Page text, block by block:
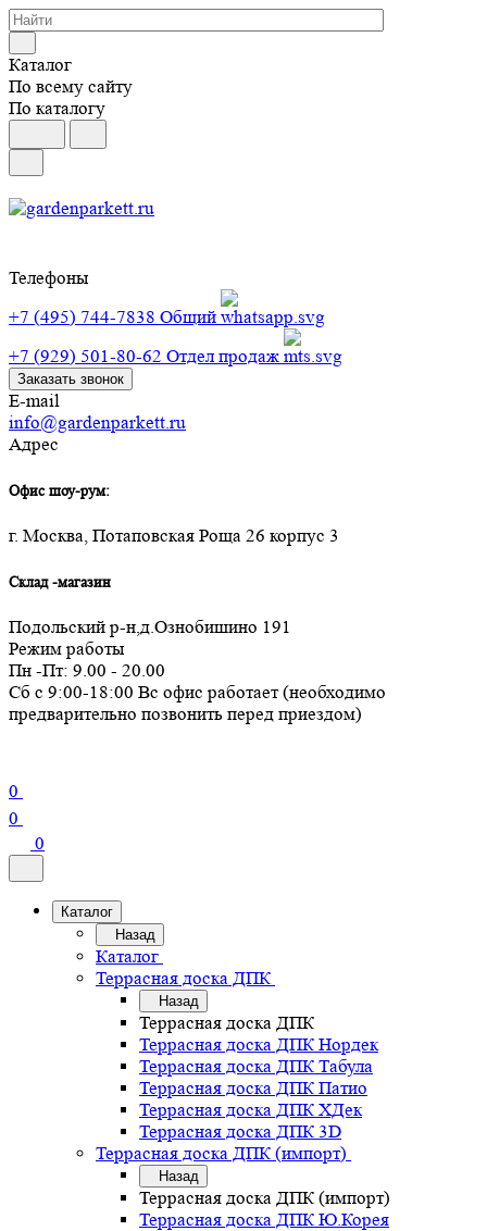
Каталог
По всему сайту
По каталогу
Телефоны
+7 (495) 744-7838 Общий
+7 (929) 501-80-62 Отдел продаж
Заказать звонок
E-mail
info@gardenparkett.ru
Адрес
Офис шоу-рум:
г. Москва, Потаповская Роща 26 корпус 3
Склад -магазин
Подольский р-н,д.Ознобишино 191
Режим работы
Пн -Пт: 9.00 - 20.00
Сб с 9:00-18:00 Вс офис работает (необходимо
предварительно позвонить перед приездом)
0
0
0
Каталог
Назад
Каталог
Террасная доска ДПК
Назад
Террасная доска ДПК
Террасная доска ДПК Нордек
Террасная доска ДПК Табула
Террасная доска ДПК Патио
Террасная доска ДПК ХДек
Террасная доска ДПК 3D
Террасная доска ДПК (импорт)
Назад
Террасная доска ДПК (импорт)
Террасная доска ДПК Ю.Корея